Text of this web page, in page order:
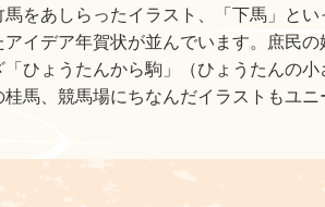
馬をあしらったイラスト、「下馬」と
アイデア年賀状が並んでいます。庶民
「ひょうたんから駒」（ひょうたんの
馬、競馬場にちなんだイラストもユニ